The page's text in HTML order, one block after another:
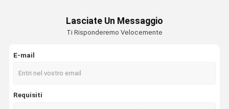
Lasciate Un Messaggio
Ti Risponderemo Velocemente
E-mail
Requisiti